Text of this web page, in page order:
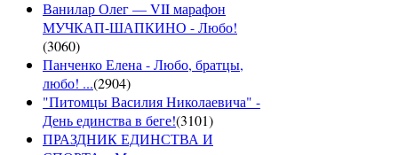
Ванилар Олег — VII марафон
МУЧКАП-ШАПКИНО - Любо!
(3060)
Панченко Елена - Любо, братцы,
любо! ...(2904)
"Питомцы Василия Николаевича" -
День единства в беге!(3101)
ПРАЗДНИК ЕДИНСТВА И